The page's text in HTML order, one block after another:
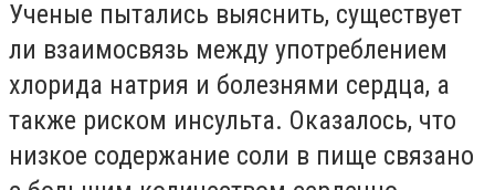
Ученые пытались выяснить, существует
ли взаимосвязь между употреблением
хлорида натрия и болезнями сердца, а
также риском инсульта. Оказалось, что
низкое содержание соли в пище связано